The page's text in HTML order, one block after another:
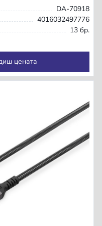
DA-70918
4016032497776
13 бр.
цената